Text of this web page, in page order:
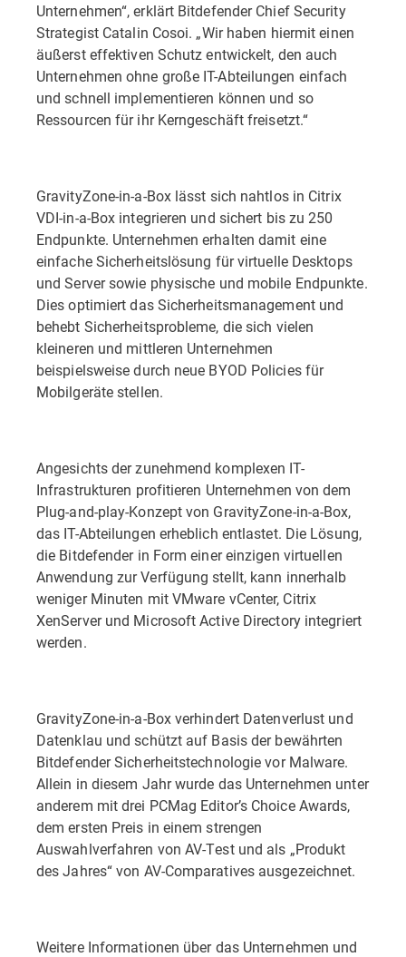
Unternehmen“, erklärt Bitdefender Chief Security
Strategist Catalin Cosoi. „Wir haben hiermit einen
äußerst effektiven Schutz entwickelt, den auch
Unternehmen ohne große IT-Abteilungen einfach
und schnell implementieren können und so
Ressourcen für ihr Kerngeschäft freisetzt.“
GravityZone-in-a-Box lässt sich nahtlos in Citrix
VDI-in-a-Box integrieren und sichert bis zu 250
Endpunkte. Unternehmen erhalten damit eine
einfache Sicherheitslösung für virtuelle Desktops
und Server sowie physische und mobile Endpunkte.
Dies optimiert das Sicherheitsmanagement und
behebt Sicherheitsprobleme, die sich vielen
kleineren und mittleren Unternehmen
beispielsweise durch neue BYOD Policies für
Mobilgeräte stellen.
Angesichts der zunehmend komplexen IT-
Infrastrukturen profitieren Unternehmen von dem
Plug-and-play-Konzept von GravityZone-in-a-Box,
das IT-Abteilungen erheblich entlastet. Die Lösung,
die Bitdefender in Form einer einzigen virtuellen
Anwendung zur Verfügung stellt, kann innerhalb
weniger Minuten mit VMware vCenter, Citrix
XenServer und Microsoft Active Directory integriert
werden.
GravityZone-in-a-Box verhindert Datenverlust und
Datenklau und schützt auf Basis der bewährten
Bitdefender Sicherheitstechnologie vor Malware.
Allein in diesem Jahr wurde das Unternehmen unter
anderem mit drei PCMag Editor’s Choice Awards,
dem ersten Preis in einem strengen
Auswahlverfahren von AV-Test und als „Produkt
des Jahres“ von AV-Comparatives ausgezeichnet.
Weitere Informationen über das Unternehmen und